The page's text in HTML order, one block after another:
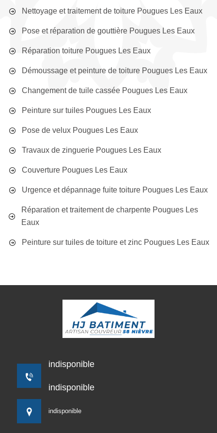
Nettoyage et traitement de toiture Pougues Les Eaux
Pose et réparation de gouttière Pougues Les Eaux
Réparation toiture Pougues Les Eaux
Démoussage et peinture de toiture Pougues Les Eaux
Changement de tuile cassée Pougues Les Eaux
Peinture sur tuiles Pougues Les Eaux
Pose de velux Pougues Les Eaux
Travaux de zinguerie Pougues Les Eaux
Couverture Pougues Les Eaux
Urgence et dépannage fuite toiture Pougues Les Eaux
Réparation et traitement de charpente Pougues Les
Eaux
Peinture sur tuiles de toiture et zinc Pougues Les Eaux
indisponible
indisponible
indisponible